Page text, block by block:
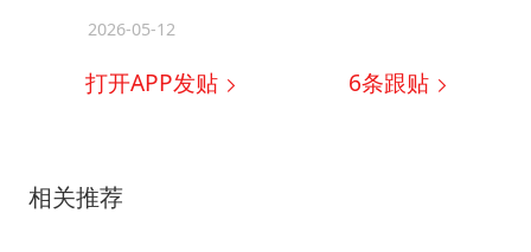
2026-05-12
打开APP发贴 6条跟贴
相关推荐